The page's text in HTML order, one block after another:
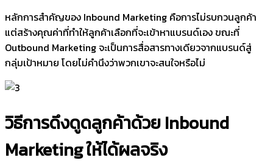
หลักการสำคัญของ Inbound Marketing คือการไม่รบกวนลูกค้า
แต่สร้างคุณค่าที่ทำให้ลูกค้าเลือกที่จะเข้าหาแบรนด์เอง ขณะที่
Outbound Marketing จะเป็นการสื่อสารทางเดียวจากแบรนด์สู่
กลุ่มเป้าหมาย โดยไม่คำนึงว่าพวกเขาจะสนใจหรือไม่
วิธีการดึงดูดลูกค้าด้วย Inbound
Marketing ให้ได้ผลจริง